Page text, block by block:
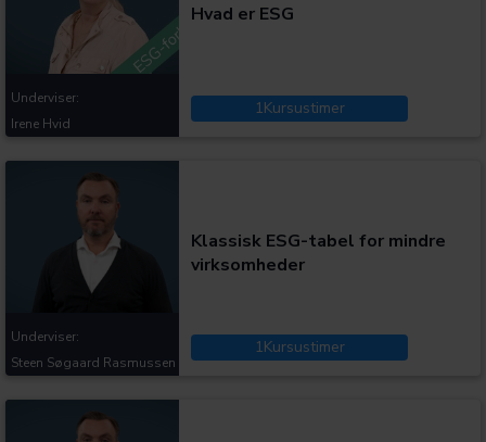
Hvad er ESG
1Kursustimer
Underviser:
Irene Hvid
Klassisk ESG-tabel for mindre
virksomheder
1Kursustimer
Underviser:
Steen Søgaard Rasmussen